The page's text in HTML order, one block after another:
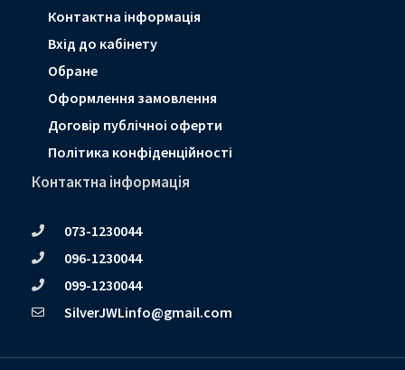
Контактна інформація
Вхід до кабінету
Обране
Оформлення замовлення
Договір публічноі оферти
Політика конфіденційності
Контактна інформація
073-1230044
096-1230044
099-1230044
SilverJWLinfo@gmail.com